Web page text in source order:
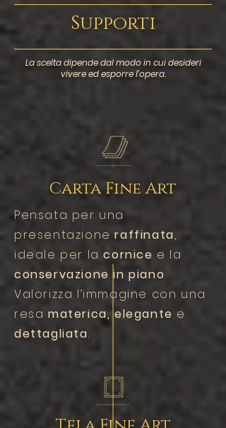
Supporti
La scelta dipende dal modo in cui desideri
vivere ed esporre l’opera.
Carta Fine Art
Pensata per una
presentazioneraffinata,
ideale per lacornice e la
conservazione in piano.
Valorizza l’immagine con una
resa materica, elegante e
dettagliata.